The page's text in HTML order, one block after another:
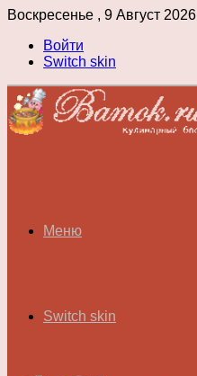
Воскресенье , 9 Август 2026
Войти
Switch skin
Меню
Switch skin